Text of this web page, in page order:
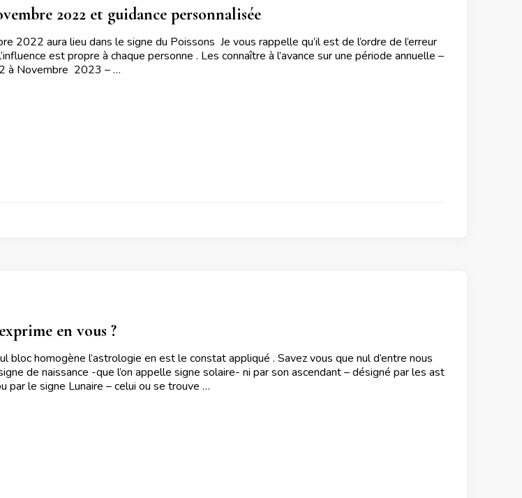
2022 et guidance personnalisée
2022 aura lieu dans le signe du Poissons Je vous rappelle qu’il est de l’ordre de l’erreur
est propre à chaque personne . Les connaître à l’avance sur une période annuelle –
à Novembre 2023 – …
en vous ?
bloc homogène l’astrologie en est le constat appliqué . Savez vous que nul d’entre nous
de naissance -que l’on appelle signe solaire- ni par son ascendant – désigné par les ast
par le signe Lunaire – celui ou se trouve …